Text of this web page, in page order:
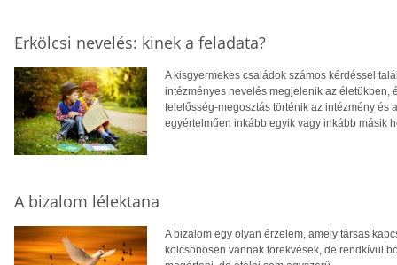
Erkölcsi nevelés: kinek a feladata?
A kisgyermekes családok számos kérdéssel
intézményes nevelés megjelenik az életükben,
felelősség-megosztás történik az intézmény és
egyértelműen inkább egyik vagy inkább másik
A bizalom lélektana
A bizalom egy olyan érzelem, amely társas
kölcsönösen vannak törekvések, de rendkívül